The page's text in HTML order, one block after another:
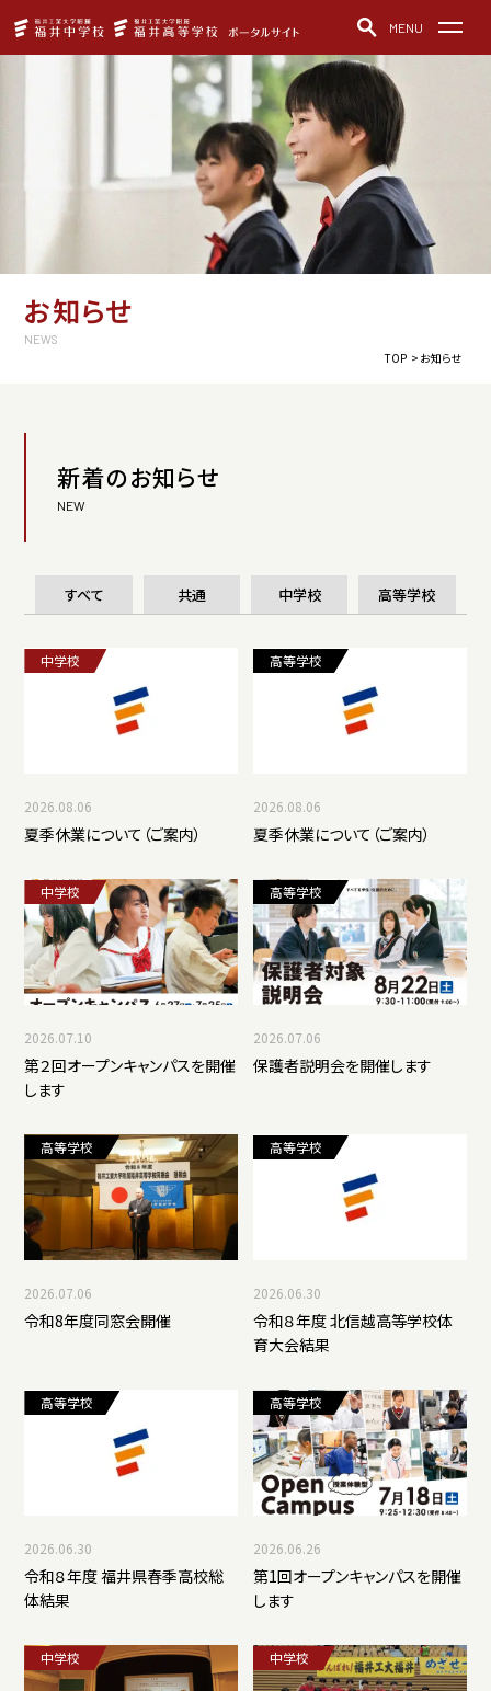
MENU
福井中学校・福井高等学校
中高一貫教育
クラブ活動
施設の紹介
デュアル・ディプロマ・プログラム
アクセス
ご寄付について
福井高等学校
お問い合わせ パンフレット
福井中学校資料請求
お知らせ
NEWS
TOP お知らせ
新着のお知らせ
NEW
すべて 共通 中学校 高等学校
中学校
2026.08.06
夏季休業について（ご案内）
高等学校
2026.08.06
夏季休業について（ご案内）
中学校
2026.07.10
第２回オープンキャンパスを開催
します
高等学校
2026.07.06
保護者説明会を開催します
高等学校
2026.07.06
令和8年度同窓会開催
高等学校
2026.06.30
令和８年度 北信越高等学校体
育大会結果
高等学校
2026.06.30
令和８年度 福井県春季高校総
体結果
高等学校
2026.06.26
第1回オープンキャンパスを開催
します
中学校 中学校